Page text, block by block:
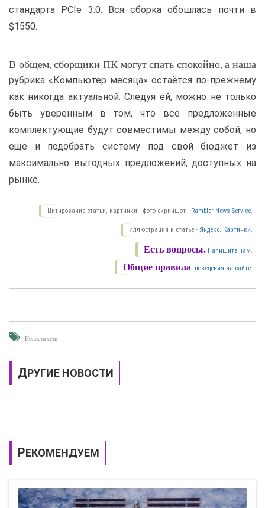
стандарта PCIe 3.0. Вся сборка обошлась почти в
$1550.
В общем, сборщики ПК могут спать спокойно, а наша
рубрика «Компьютер месяца» остаётся по-прежнему
как никогда актуальной. Следуя ей, можно не только
быть уверенным в том, что все предложенные
комплектующие будут совместимы между собой, но
ещё и подобрать систему под свой бюджет из
максимально выгодных предложений, доступных на
рынке.
Цитирование статьи, картинки - фото скриншот - Rambler News Service.
Иллюстрация к статье - Яндекс. Картинки.
Есть вопросы. Напишите нам.
Общие правила поведения на сайте.
Новости сети
ДРУГИЕ НОВОСТИ
РЕКОМЕНДУЕМ